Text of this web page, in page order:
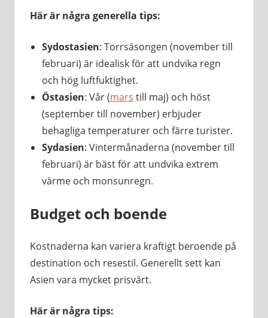
Här är några generella tips:
Sydostasien: Torrsäsongen (november till
februari) är idealisk för att undvika regn
och hög luftfuktighet.
Östasien: Vår (mars till maj) och höst
(september till november) erbjuder
behagliga temperaturer och färre turister.
Sydasien: Vintermånaderna (november till
februari) är bäst för att undvika extrem
värme och monsunregn.
Budget och boende
Kostnaderna kan variera kraftigt beroende på
destination och resestil. Generellt sett kan
Asien vara mycket prisvärt.
Här är några tips: